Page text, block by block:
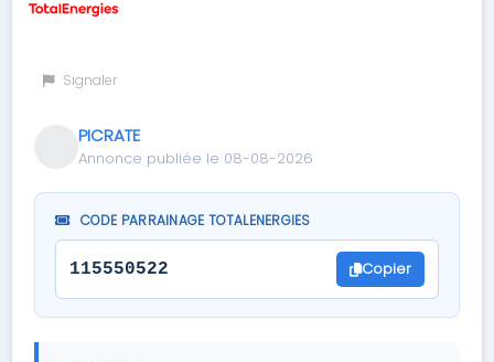
Signaler
PICRATE
Annonce publiée le 08-08-2026
CODE PARRAINAGE TOTALENERGIES
115550522 Copier